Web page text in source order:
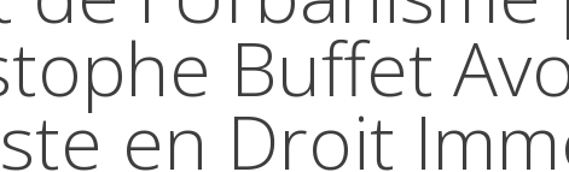
Buffet
en Droit